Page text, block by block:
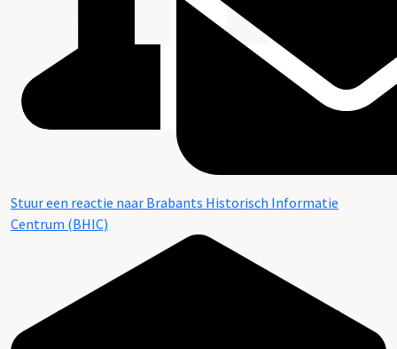
Stuur een reactie naar Brabants Historisch Informatie
Centrum (BHIC)